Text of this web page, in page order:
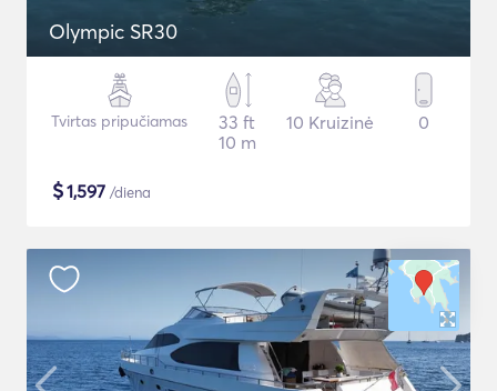
Olympic SR30
Tvirtas pripučiamas
33 ft
10 m
10 Kruizinė 0
$1,597 /diena